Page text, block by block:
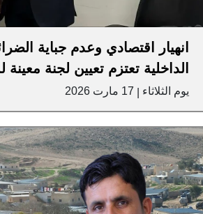
انهيار اقتصادي وعدم جباية
الداخلية تعتزم تعيين لجنة
يوم الثلاثاء 17 مارت 2026